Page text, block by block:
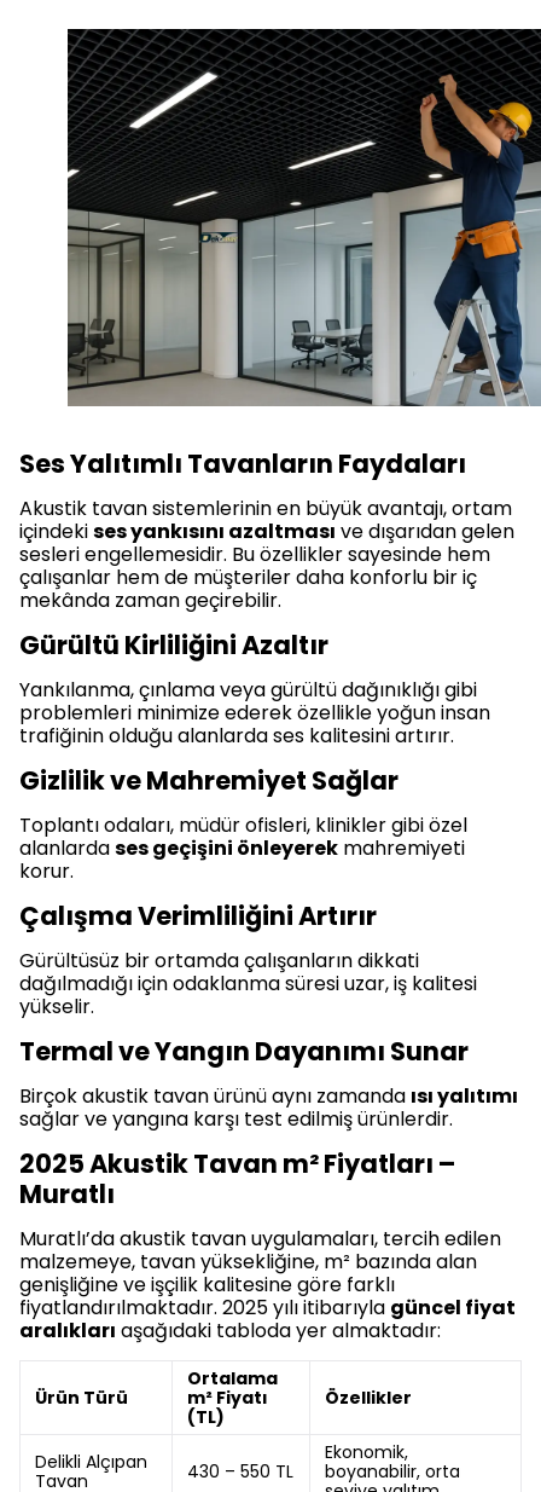
Ses Yalıtımlı Tavanların Faydaları
Akustik tavan sistemlerinin en büyük avantajı, ortam
içindekises yankısını azaltması ve dışarıdan gelen
sesleri engellemesidir. Bu özellikler sayesinde hem
çalışanlar hem de müşteriler daha konforlu bir iç
mekânda zaman geçirebilir.
Gürültü Kirliliğini Azaltır
Yankılanma, çınlama veya gürültü dağınıklığı gibi
problemleri minimize ederek özellikle yoğun insan
trafiğinin olduğu alanlarda ses kalitesini artırır.
Gizlilik ve Mahremiyet Sağlar
Toplantı odaları, müdür ofisleri, klinikler gibi özel
alanlardases geçişini önleyerek mahremiyeti
korur.
Çalışma Verimliliğini Artırır
Gürültüsüz bir ortamda çalışanların dikkati
dağılmadığı için odaklanma süresi uzar, iş kalitesi
yükselir.
Termal ve Yangın Dayanımı Sunar
Birçok akustik tavan ürünü aynı zamanda ısı yalıtımı
sağlar ve yangına karşı test edilmiş ürünlerdir.
2025 Akustik Tavan m² Fiyatları –
Muratlı
Muratlı’da akustik tavan uygulamaları, tercih edilen
malzemeye, tavan yüksekliğine, m² bazında alan
genişliğine ve işçilik kalitesine göre farklı
fiyatlandırılmaktadır. 2025 yılı itibarıyla güncel fiyat
aralıkları aşağıdaki tabloda yer almaktadır:
Ürün Türü
Ortalama
m² Fiyatı
(TL)
Özellikler
Delikli Alçıpan
Tavan
430 – 550 TL
Ekonomik,
boyanabilir, orta